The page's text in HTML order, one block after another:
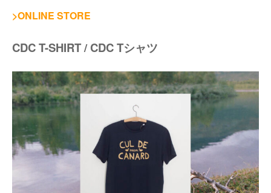
>ONLINE STORE
CDC T-SHIRT / CDC Tシャツ